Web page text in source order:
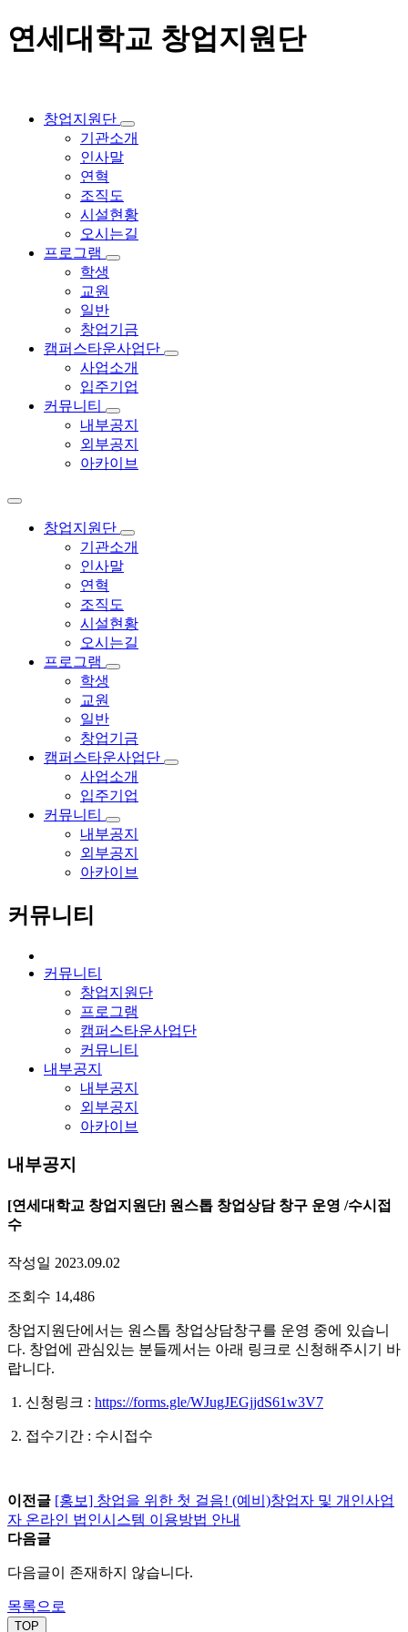
연세대학교 창업지원단
창업지원단
기관소개
인사말
연혁
조직도
시설현황
오시는길
프로그램
학생
교원
일반
창업기금
캠퍼스타운사업단
사업소개
입주기업
커뮤니티
내부공지
외부공지
아카이브
창업지원단
기관소개
인사말
연혁
조직도
시설현황
오시는길
프로그램
학생
교원
일반
창업기금
캠퍼스타운사업단
사업소개
입주기업
커뮤니티
내부공지
외부공지
아카이브
커뮤니티
커뮤니티
창업지원단
프로그램
캠퍼스타운사업단
커뮤니티
내부공지
내부공지
외부공지
아카이브
내부공지
[연세대학교 창업지원단] 원스톱 창업상담 창구 운영 /수시접
수
작성일 2023.09.02
조회수 14,486
창업지원단에서는 원스톱 창업상담창구를 운영 중에 있습니
다. 창업에 관심있는 분들께서는 아래 링크로 신청해주시기 바
랍니다.
1. 신청링크 : https://forms.gle/WJugJEGjjdS61w3V7
2. 접수기간 : 수시접수
이전글 [홍보] 창업을 위한 첫 걸음! (예비)창업자 및 개인사업
자 온라인 법인시스템 이용방법 안내
다음글
다음글이 존재하지 않습니다.
목록으로
TOP